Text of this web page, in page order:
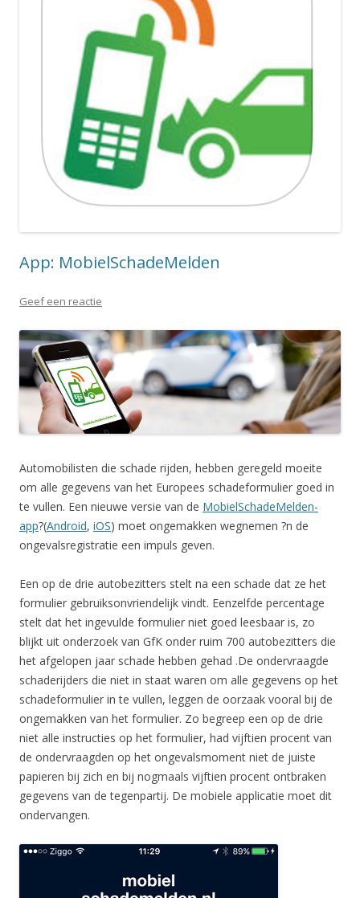
App: MobielSchadeMelden
Geef een reactie
Automobilisten die schade rijden, hebben geregeld moeite
om alle gegevens van het Europees schadeformulier goed in
te vullen. Een nieuwe versie van de MobielSchadeMelden-
app?(Android, iOS) moet ongemakken wegnemen ?n de
ongevalsregistratie een impuls geven.
Een op de drie autobezitters stelt na een schade dat ze het
formulier gebruiksonvriendelijk vindt. Eenzelfde percentage
stelt dat het ingevulde formulier niet goed leesbaar is, zo
blijkt uit onderzoek van GfK onder ruim 700 autobezitters die
het afgelopen jaar schade hebben gehad .De ondervraagde
schaderijders die niet in staat waren om alle gegevens op het
schadeformulier in te vullen, leggen de oorzaak vooral bij de
ongemakken van het formulier. Zo begreep een op de drie
niet alle instructies op het formulier, had vijftien procent van
de ondervraagden op het ongevalsmoment niet de juiste
papieren bij zich en bij nogmaals vijftien procent ontbraken
gegevens van de tegenpartij. De mobiele applicatie moet dit
ondervangen.